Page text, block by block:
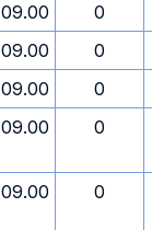
09.00
0
09.00
0
09.00
0
09.00 0
09.00 0